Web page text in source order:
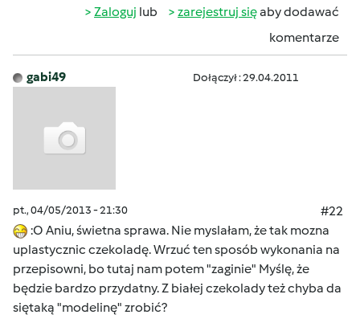
Zaloguj lub zarejestruj sięaby dodawać
komentarze
gabi49 Dołączył : 29.04.2011
pt., 04/05/2013 - 21:30
#22
:O Aniu, świetna sprawa. Nie myslałam, że tak mozna
uplastycznic czekoladę. Wrzuć ten sposób wykonania na
przepisowni, bo tutaj nam potem "zaginie" Myślę, że
będzie bardzo przydatny. Z białej czekolady też chyba da
siętaką "modelinę" zrobić?